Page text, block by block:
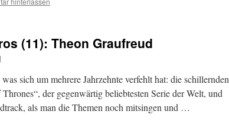
(11): Theon Graufreud
sich um mehrere Jahrzehnte verfehlt hat: die schillernden
der gegenwärtig beliebtesten Serie der Welt, und
als man die Themen noch mitsingen und …